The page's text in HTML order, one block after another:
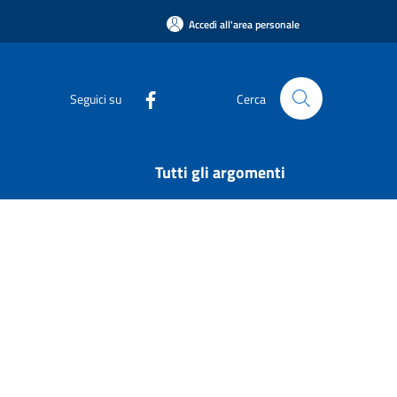
Accedi all'area personale
Seguici su Cerca
Tutti gli argomenti